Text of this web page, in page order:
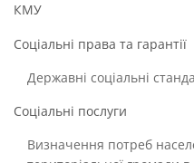
КМУ
Соціальні права та гарантії
Державні соціальні
Соціальні послуги
Визначення потреб